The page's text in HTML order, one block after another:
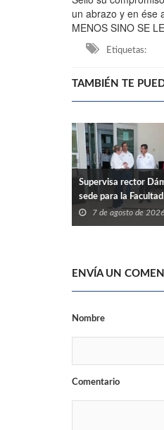
un abrazo y en ése
MENOS SINO SE
Etiquetas:
TAMBIÉN TE
Supervisa rector
sede para la
de la UAT en Ciudad
7 de agosto de 2026
ENVÍA UN
Nombre
Comentario